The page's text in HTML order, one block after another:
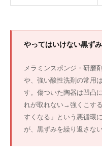
やってはいけない黒ず
メラミンスポンジ・研磨
や、強い酸性洗剤の常用
す。傷ついた陶器は凹凸
れが取れない→強くこす
すくなる」という悪循環
が、黒ずみを繰り返さな